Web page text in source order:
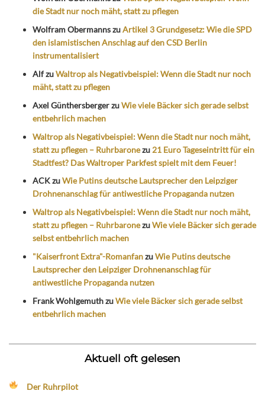
die Stadt nur noch mäht, statt zu pflegen
Wolfram ObermannszuArtikel 3 Grundgesetz: Wie die SPD
den islamistischen Anschlag auf den CSD Berlin
instrumentalisiert
AlfzuWaltrop als Negativbeispiel: Wenn die Stadt nur noch
mäht, statt zu pflegen
Axel GünthersbergerzuWie viele Bäcker sich gerade selbst
entbehrlich machen
Waltrop als Negativbeispiel: Wenn die Stadt nur noch mäht,
statt zu pflegen – Ruhrbaronezu 21 Euro Tageseintritt für ein
Stadtfest? Das Waltroper Parkfest spielt mit dem Feuer!
ACKzuWie Putins deutsche Lautsprecher den Leipziger
Drohnenanschlag für antiwestliche Propaganda nutzen
Waltrop als Negativbeispiel: Wenn die Stadt nur noch mäht,
statt zu pflegen – RuhrbaronezuWie viele Bäcker sich gerade
selbst entbehrlich machen
"Kaiserfront Extra"-RomanfanzuWie Putins deutsche
Lautsprecher den Leipziger Drohnenanschlag für
antiwestliche Propaganda nutzen
Frank WohlgemuthzuWie viele Bäcker sich gerade selbst
entbehrlich machen
Aktuell oft gelesen
Der Ruhrpilot